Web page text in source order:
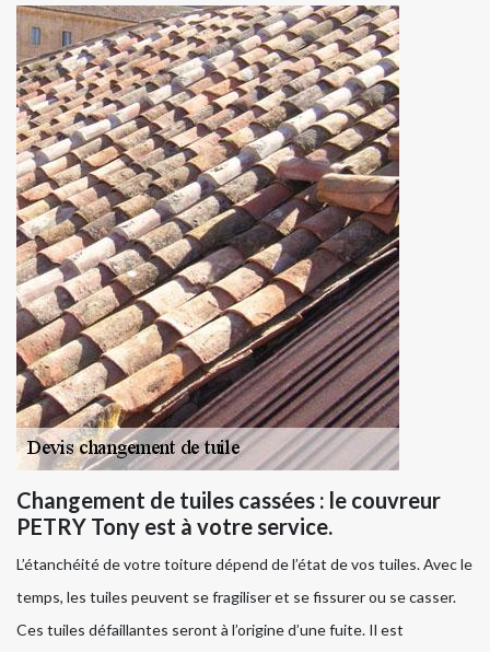
Changement de tuiles cassées : le couvreur
PETRY Tony est à votre service.
L’étanchéité de votre toiture dépend de l’état de vos tuiles. Avec le
temps, les tuiles peuvent se fragiliser et se fissurer ou se casser.
Ces tuiles défaillantes seront à l’origine d’une fuite. Il est